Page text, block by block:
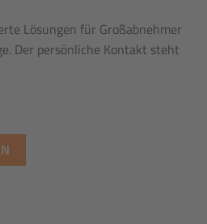
Lösungen für Großabnehmer
Der persönliche Kontakt steht